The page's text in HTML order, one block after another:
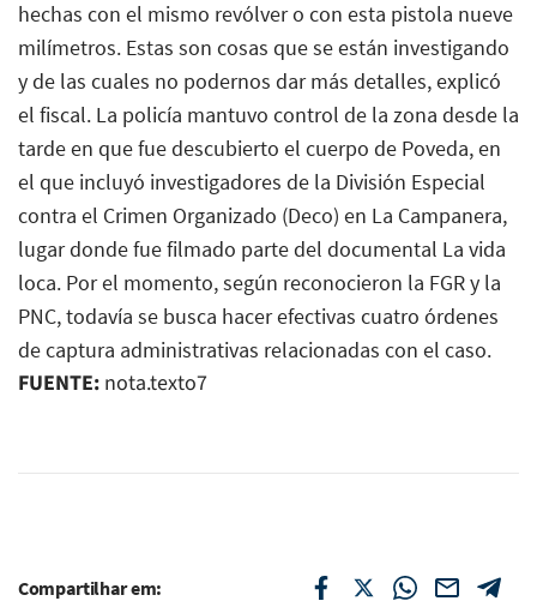
hechas con el mismo revólver o con esta pistola nueve
milímetros. Estas son cosas que se están investigando
y de las cuales no podernos dar más detalles, explicó
el fiscal. La policía mantuvo control de la zona desde la
tarde en que fue descubierto el cuerpo de Poveda, en
el que incluyó investigadores de la División Especial
contra el Crimen Organizado (Deco) en La Campanera,
lugar donde fue filmado parte del documental La vida
loca. Por el momento, según reconocieron la FGR y la
PNC, todavía se busca hacer efectivas cuatro órdenes
de captura administrativas relacionadas con el caso.
FUENTE: nota.texto7
Compartilhar em: